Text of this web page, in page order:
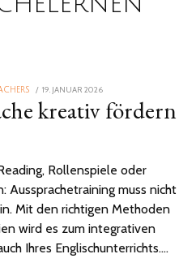
POSTED
ON
19. JANUAR 2026
kreativ fördern
Rollenspiele oder
Aussprachetraining muss nicht
Mit den richtigen Methoden
wird es zum integrativen
Ihres Englischunterrichts.…